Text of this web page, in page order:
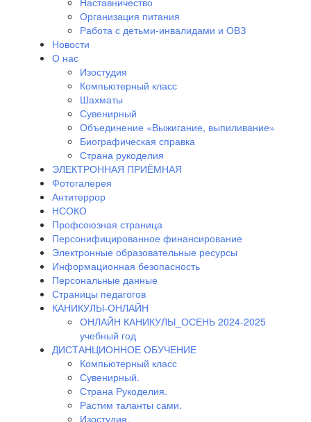
Организация питания
Работа с детьми-инвалидами и ОВЗ
Новости
О нас
Изостудия
Компьютерный класс
Шахматы
Сувенирный
Объединение «Выжигание, выпиливание»
Биографическая справка
Страна рукоделия
ЭЛЕКТРОННАЯ ПРИЁМНАЯ
Фотогалерея
Антитеррор
НСОКО
Профсоюзная страница
Персонифицированное финансирование
Электронные образовательные ресурсы
Информационная безопасность
Персональные данные
Страницы педагогов
КАНИКУЛЫ-ОНЛАЙН
ОНЛАЙН КАНИКУЛЫ_ОСЕНЬ 2024-2025
учебный год
ДИСТАНЦИОННОЕ ОБУЧЕНИЕ
Компьютерный класс
Сувенирный.
Страна Рукоделия.
Растим таланты сами.
Изостудия.